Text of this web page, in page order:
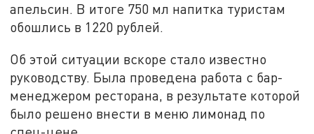
апельсин. В итоге 750 мл напитка туристам
обошлись в 1220 рублей.
Об этой ситуации вскоре стало известно
руководству. Была проведена работа с бар-
менеджером ресторана, в результате которой
было решено внести в меню лимонад по